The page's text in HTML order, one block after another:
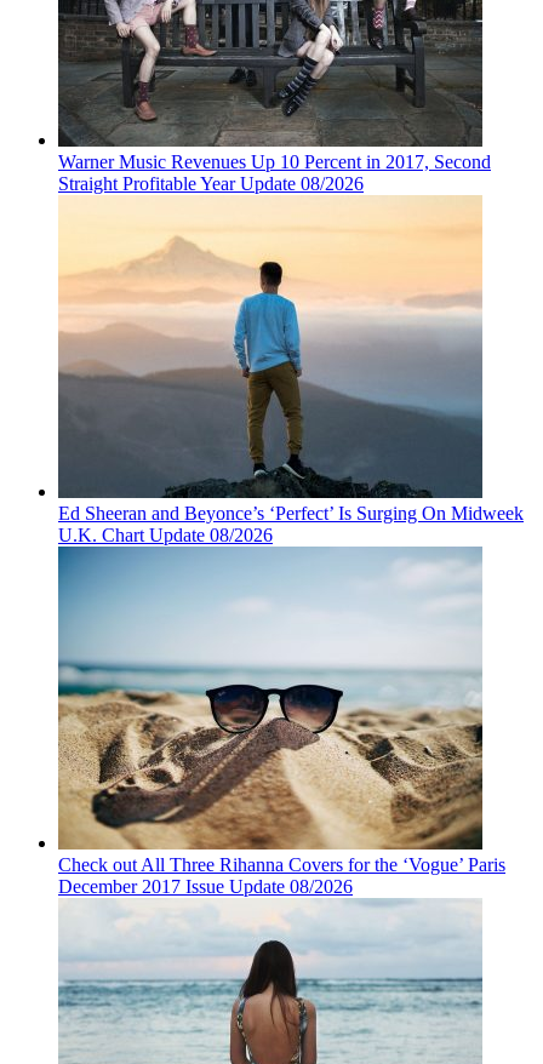
Warner Music Revenues Up 10 Percent in 2017, Second
Straight Profitable Year Update 08/2026
Ed Sheeran and Beyonce’s ‘Perfect’ Is Surging On Midweek
U.K. Chart Update 08/2026
Check out All Three Rihanna Covers for the ‘Vogue’ Paris
December 2017 Issue Update 08/2026